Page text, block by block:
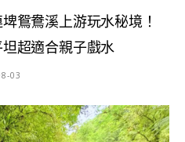
鴛鴦溪上游玩水秘境！
超適合親子戲水
03